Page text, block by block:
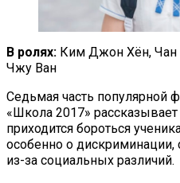
В ролях: Ким Джон Хён, Чан
Чжу Ван
Седьмая часть
«Школа 2017»
приходится бороться
особенно о дискриминации,
из-за социальных различий.